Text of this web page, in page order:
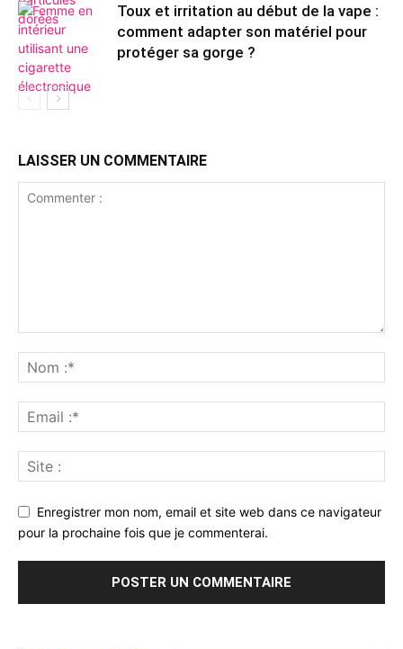
Toux et irritation au début de la vape :
comment adapter son matériel pour
protéger sa gorge ?
LAISSER UN COMMENTAIRE
Enregistrer mon nom, email et site web dans ce navigateur
pour la prochaine fois que je commenterai.